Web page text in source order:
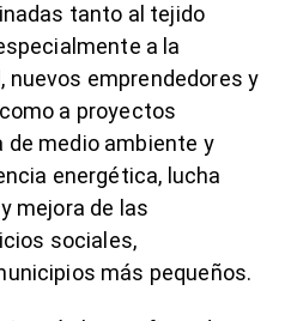
tanto al tejido
a la
nuevos emprendedores y
a proyectos
de medio ambiente y
energética, lucha
mejora de las
sociales,
más pequeños.